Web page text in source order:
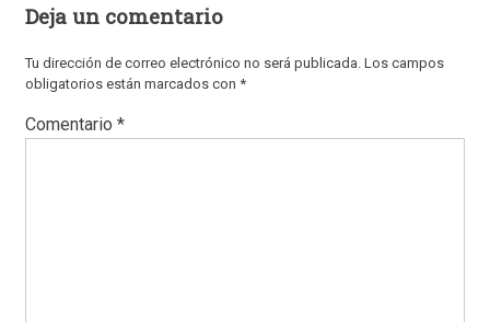
Deja un comentario
Tu dirección de correo electrónico no será publicada. Los campos
obligatorios están marcados con *
Comentario *